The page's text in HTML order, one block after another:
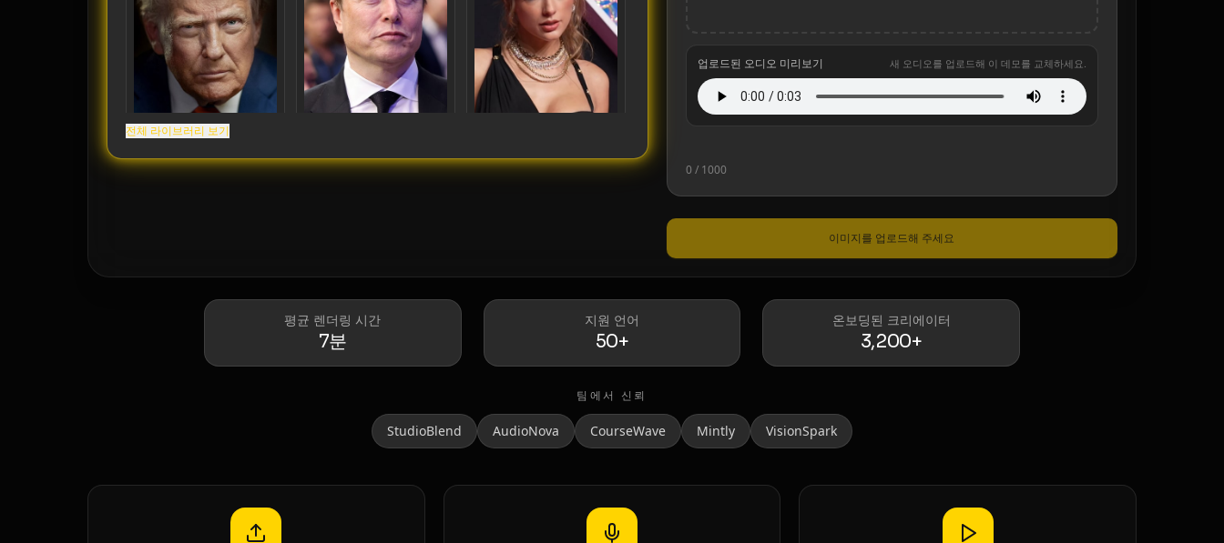
Lionel Messi Cristiano Ronaldo MrBeast
전체 라이브러리 보기
업로드된 오디오 미리보기 새 오디오를 업로드해 이 데모를 교체하세요.
0 / 1000
이미지를 업로드해 주세요
평균 렌더링 시간
7분
지원 언어
50+
온보딩된 크리에이터
3,200+
팀에서 신뢰
StudioBlend AudioNova CourseWave Mintly VisionSpark